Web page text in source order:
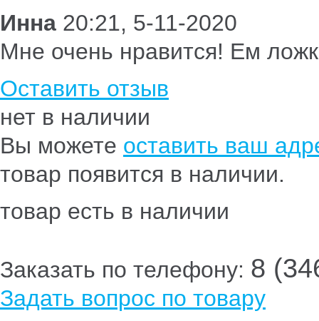
Инна 20:21, 5-11-2020
Мне очень нравится! Ем
Оставить отзыв
нет в наличии
Вы можете оставить ваш
товар появится в наличии.
товар есть в наличии
Заказать по телефону: 8
Задать вопрос по товару